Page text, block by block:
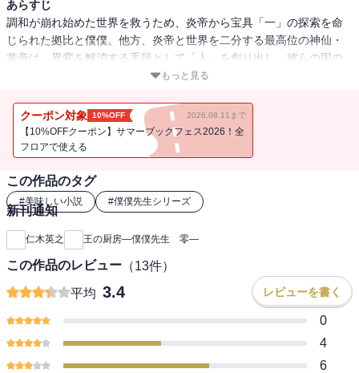
あらすじ
調和が崩れ始めた世界を救うため、炎帝から宝具「一」の探索を命
じられた拠比と僕僕。他方、炎帝と世界を二分する最高位の神仙・
黄帝は、異変を解消する手段として「人」を創り出し、彼らの国の
整備に力を注いでいた。「一」の欠片が人間の国・栄陽にあると突
師と料理対決に臨む……！ グルメ冒険ファンタジー、第二弾。
もっと見る
クーポン対象 10%OFF 2026.08.11まで
【10%OFFクーポン】サマーブックフェス2026！全
フロアで使える
この作品のタグ
#美味しい小説 #僕僕先生シリーズ
新刊通知
仁木英之 王の厨房―僕僕先生 零―
この作品のレビュー （13件）
平均 3.4 レビューを書く
0
4
6